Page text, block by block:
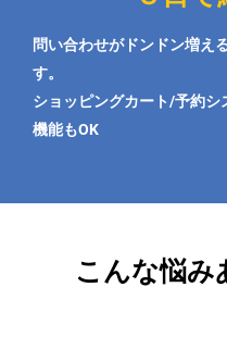
問い合わせがドンドン増え
す。
ショッピングカート/予約
機能もOK
こんな悩み